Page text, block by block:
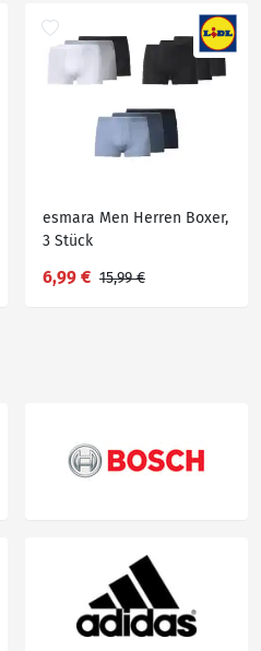
esmara Men Herren Boxer,
3 Stück
6,99 € 15,99 €